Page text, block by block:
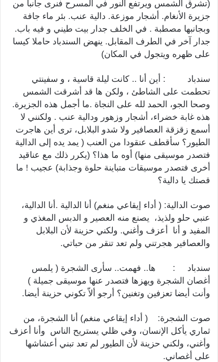
(تشرق الشمس ويرتفع النور في المسرح فنرى جانباً من
جزيرة الأنغام. أشجار موزعة. دالية عنب. بئر ماء جافة
وبجانبها مصطبة . في الخلف جدار بيت طيني و فيه باب.
جدار آخر في الطرف المقابل. ينهض السندباد حاملا كيسا
على ظهره ويتجول في المكان)
سندباد : أين أنا .. كانت ليلة قاسية ، و سفينتي
تحطمت على الشاطئ ، ولكن ها قد أشرقت الشمس
وصحا الجو، الحمد لله على النجاة .ما أجمل هذه الجزيرة.
هذه غابة خضراء، أشجار وزهور ودالية عنب . ولكنني لا
أسمع زقزقة العصافير ولا شدو البلابل، ترى أين هاجرت
الطيور؟ سأقطف عنقودا من العنب ( يمد يده إلى الدالية
فتصدر موسيقى منها) أوه ما هذا؟ (يكرر ذلك مع عناقيد
أخرى فتصدر موسيقات متباينة حلوة وجذابة) عجيب ! ما
قصتك يا دالية؟
صوت الدالية: ( أداء إيقاعي منغم) أنا الدالية .أنا الدالية،
عنبي حلو ولذيذ، يصنع منه العصير و الدبس المغذي و
المفيد و أنا أعزف وأغني. ولكني حزينة لأن البلابل
والعصافير هجرتني ولم تعد تنقر من حباتي.
سندباد : ها.. فهمت.. سأرى الشجرة ( يلمس
أغصان الشجرة ويهزها فتصدر عنها موسيقى جميلة )
وأنت أيضا تعزفين وتغنين؟ أرجو ألاّ تكوني حزينة أيضا.
صوت الشجرة: ( أداء إيقاعي منغم) أنا الشجرة، من
ثماري يأكل الإنسان، وفي ظلي يستريح الناس وأنا أعزف
وأغني، ولكني حزينة لأن الطيور لم تعد تبني أعشاشها
على أغصاني.